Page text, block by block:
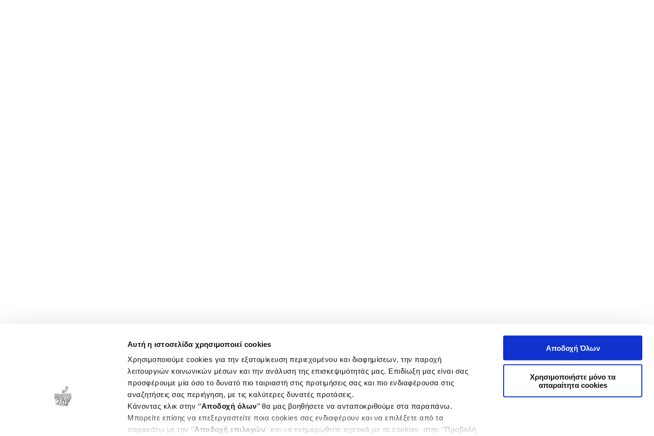
Αυτή η ιστοσελίδα χρησιμοποιεί cookies
Χρησιμοποιούμε cookies για την εξατομίκευση περιεχομένου και διαφημίσεων, την παροχή
λειτουργιών κοινωνικών μέσων και την ανάλυση της επισκεψιμότητάς μας. Επιδίωξη μας είναι σας
προσφέρουμε μία όσο το δυνατό πιο ταιριαστή στις προτιμήσεις σας και πιο ενδιαφέρουσα στις
αναζητήσεις σας περιήγηση, με τις καλύτερες δυνατές προτάσεις.
Κάνοντας κλικ στην ‘’Αποδοχή όλων’’ θα μας βοηθήσετε να ανταποκριθούμε στα παραπάνω.
Μπορείτε επίσης να επεξεργαστείτε ποια cookies σας ενδιαφέρουν και να επιλέξετε από τα
παρακάτω με την ‘’Αποδοχή επιλογών΄΄και να ενημερωθείτε σχετικά με τα cookies στην ‘’Προβολή
Αποδοχή Όλων
Χρησιμοποιήστε μόνο τα
απαραίτητα cookies